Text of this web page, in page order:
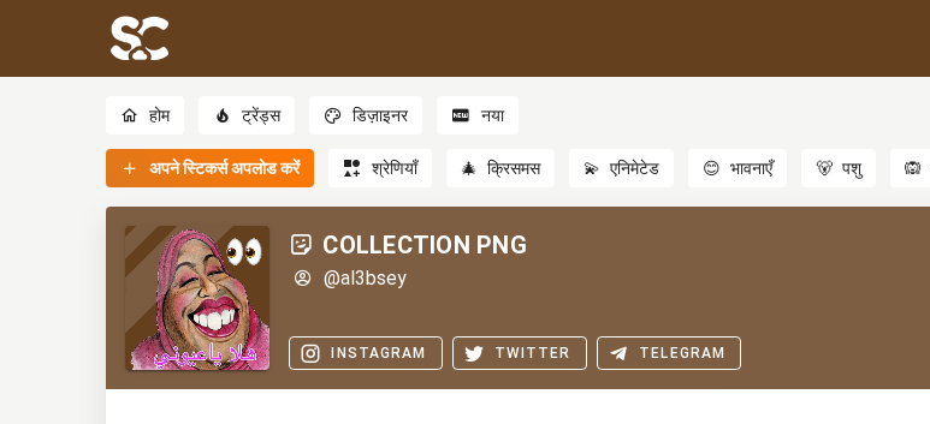
होम ट्रेंड्स डिज़ाइनर नया
अपने स्टिकर्स अपलोड करें श्रेणियाँ 🎄 क्रिसमस 💫 एनिमेटेड 😊 भावनाएँ 🐻 पशु 🙉
COLLECTION PNG
@al3bsey
INSTAGRAM TWITTER TELEGRAM